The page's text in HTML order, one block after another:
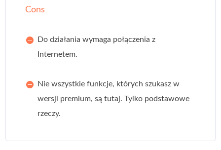
Cons
Do działania wymaga połączenia z
Internetem.
Nie wszystkie funkcje, których szukasz w
wersji premium, są tutaj. Tylko podstawowe
rzeczy.